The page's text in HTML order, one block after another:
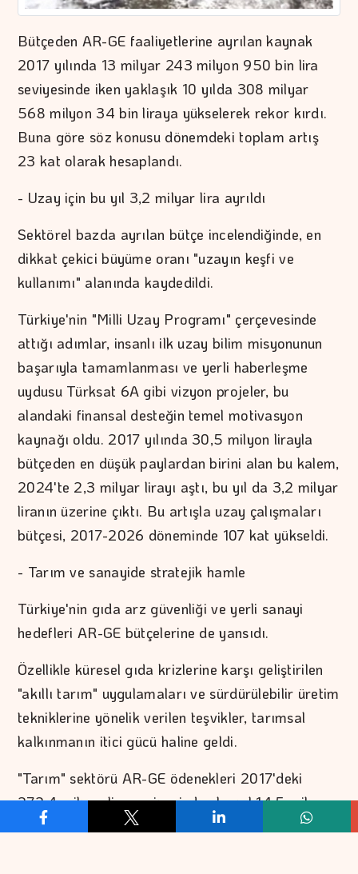
Bütçeden AR-GE faaliyetlerine ayrılan kaynak
2017 yılında 13 milyar 243 milyon 950 bin lira
seviyesinde iken yaklaşık 10 yılda 308 milyar
568 milyon 34 bin liraya yükselerek rekor kırdı.
Buna göre söz konusu dönemdeki toplam artış
23 kat olarak hesaplandı.
- Uzay için bu yıl 3,2 milyar lira ayrıldı
Sektörel bazda ayrılan bütçe incelendiğinde, en
dikkat çekici büyüme oranı "uzayın keşfi ve
kullanımı" alanında kaydedildi.
Türkiye'nin "Milli Uzay Programı" çerçevesinde
attığı adımlar, insanlı ilk uzay bilim misyonunun
başarıyla tamamlanması ve yerli haberleşme
uydusu Türksat 6A gibi vizyon projeler, bu
alandaki finansal desteğin temel motivasyon
kaynağı oldu. 2017 yılında 30,5 milyon lirayla
bütçeden en düşük paylardan birini alan bu kalem,
2024'te 2,3 milyar lirayı aştı, bu yıl da 3,2 milyar
liranın üzerine çıktı. Bu artışla uzay çalışmaları
bütçesi, 2017-2026 döneminde 107 kat yükseldi.
- Tarım ve sanayide stratejik hamle
Türkiye'nin gıda arz güvenliği ve yerli sanayi
hedefleri AR-GE bütçelerine de yansıdı.
Özellikle küresel gıda krizlerine karşı geliştirilen
"akıllı tarım" uygulamaları ve sürdürülebilir üretim
tekniklerine yönelik verilen teşvikler, tarımsal
kalkınmanın itici gücü haline geldi.
"Tarım" sektörü AR-GE ödenekleri 2017'deki
272,4 milyon lira seviyesinden bu yıl 14,5 milyar
liraya yükselerek 53 kat büyüdü.